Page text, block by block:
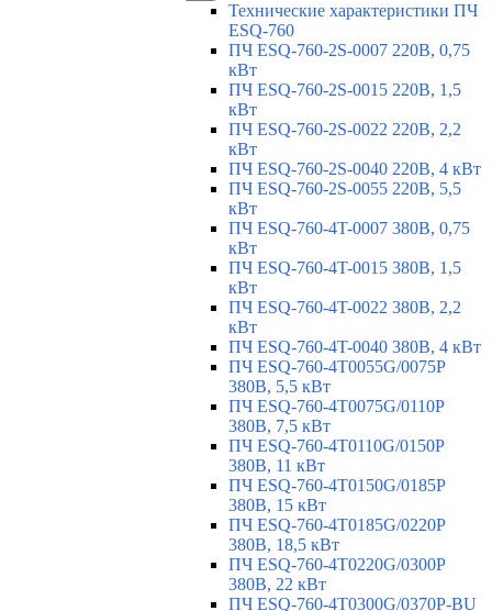
Технические характеристики ПЧ
ESQ-760
ПЧ ESQ-760-2S-0007 220В, 0,75
кВт
ПЧ ESQ-760-2S-0015 220В, 1,5
кВт
ПЧ ESQ-760-2S-0022 220В, 2,2
кВт
ПЧ ESQ-760-2S-0040 220В, 4 кВт
ПЧ ESQ-760-2S-0055 220В, 5,5
кВт
ПЧ ESQ-760-4T-0007 380В, 0,75
кВт
ПЧ ESQ-760-4T-0015 380В, 1,5
кВт
ПЧ ESQ-760-4T-0022 380В, 2,2
кВт
ПЧ ESQ-760-4T-0040 380В, 4 кВт
ПЧ ESQ-760-4T0055G/0075P
380В, 5,5 кВт
ПЧ ESQ-760-4T0075G/0110P
380В, 7,5 кВт
ПЧ ESQ-760-4T0110G/0150P
380В, 11 кВт
ПЧ ESQ-760-4T0150G/0185P
380В, 15 кВт
ПЧ ESQ-760-4T0185G/0220P
380В, 18,5 кВт
ПЧ ESQ-760-4T0220G/0300P
380В, 22 кВт
ПЧ ESQ-760-4T0300G/0370P-BU